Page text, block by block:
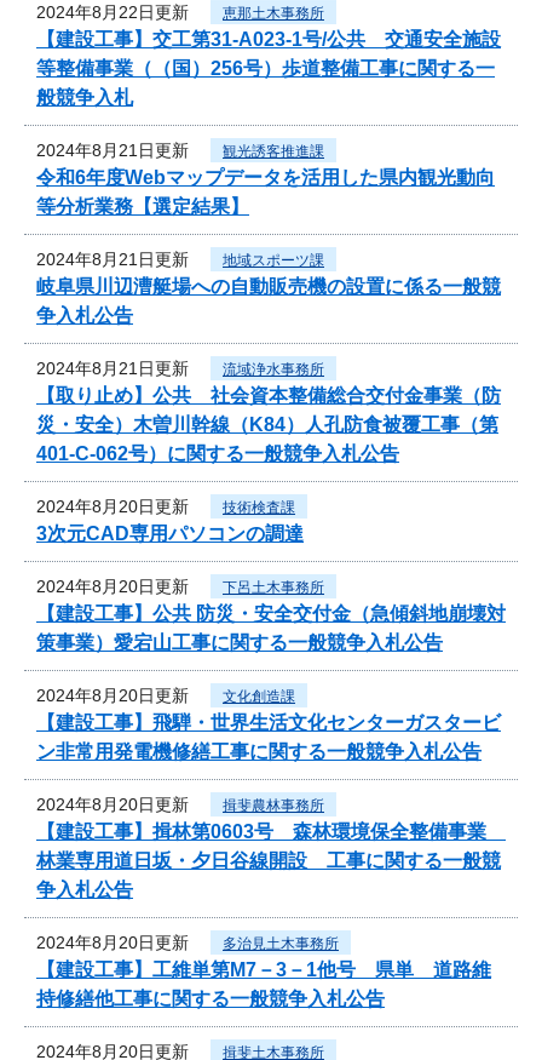
2024年8月22日更新 恵那土木事務所
【建設工事】交工第31-A023-1号/公共 交通安全施設
等整備事業（（国）256号）歩道整備工事に関する一
般競争入札
2024年8月21日更新 観光誘客推進課
令和6年度Webマップデータを活用した県内観光動向
等分析業務【選定結果】
2024年8月21日更新 地域スポーツ課
岐阜県川辺漕艇場への自動販売機の設置に係る一般競
争入札公告
2024年8月21日更新 流域浄水事務所
【取り止め】公共 社会資本整備総合交付金事業（防
災・安全）木曽川幹線（K84）人孔防食被覆工事（第
401-C-062号）に関する一般競争入札公告
2024年8月20日更新 技術検査課
3次元CAD専用パソコンの調達
2024年8月20日更新 下呂土木事務所
【建設工事】公共 防災・安全交付金（急傾斜地崩壊対
策事業）愛宕山工事に関する一般競争入札公告
2024年8月20日更新 文化創造課
【建設工事】飛騨・世界生活文化センターガスタービ
ン非常用発電機修繕工事に関する一般競争入札公告
2024年8月20日更新 揖斐農林事務所
【建設工事】揖林第0603号 森林環境保全整備事業
林業専用道日坂・夕日谷線開設 工事に関する一般競
争入札公告
2024年8月20日更新 多治見土木事務所
【建設工事】工維単第M7－3－1他号 県単 道路維
持修繕他工事に関する一般競争入札公告
2024年8月20日更新 揖斐土木事務所